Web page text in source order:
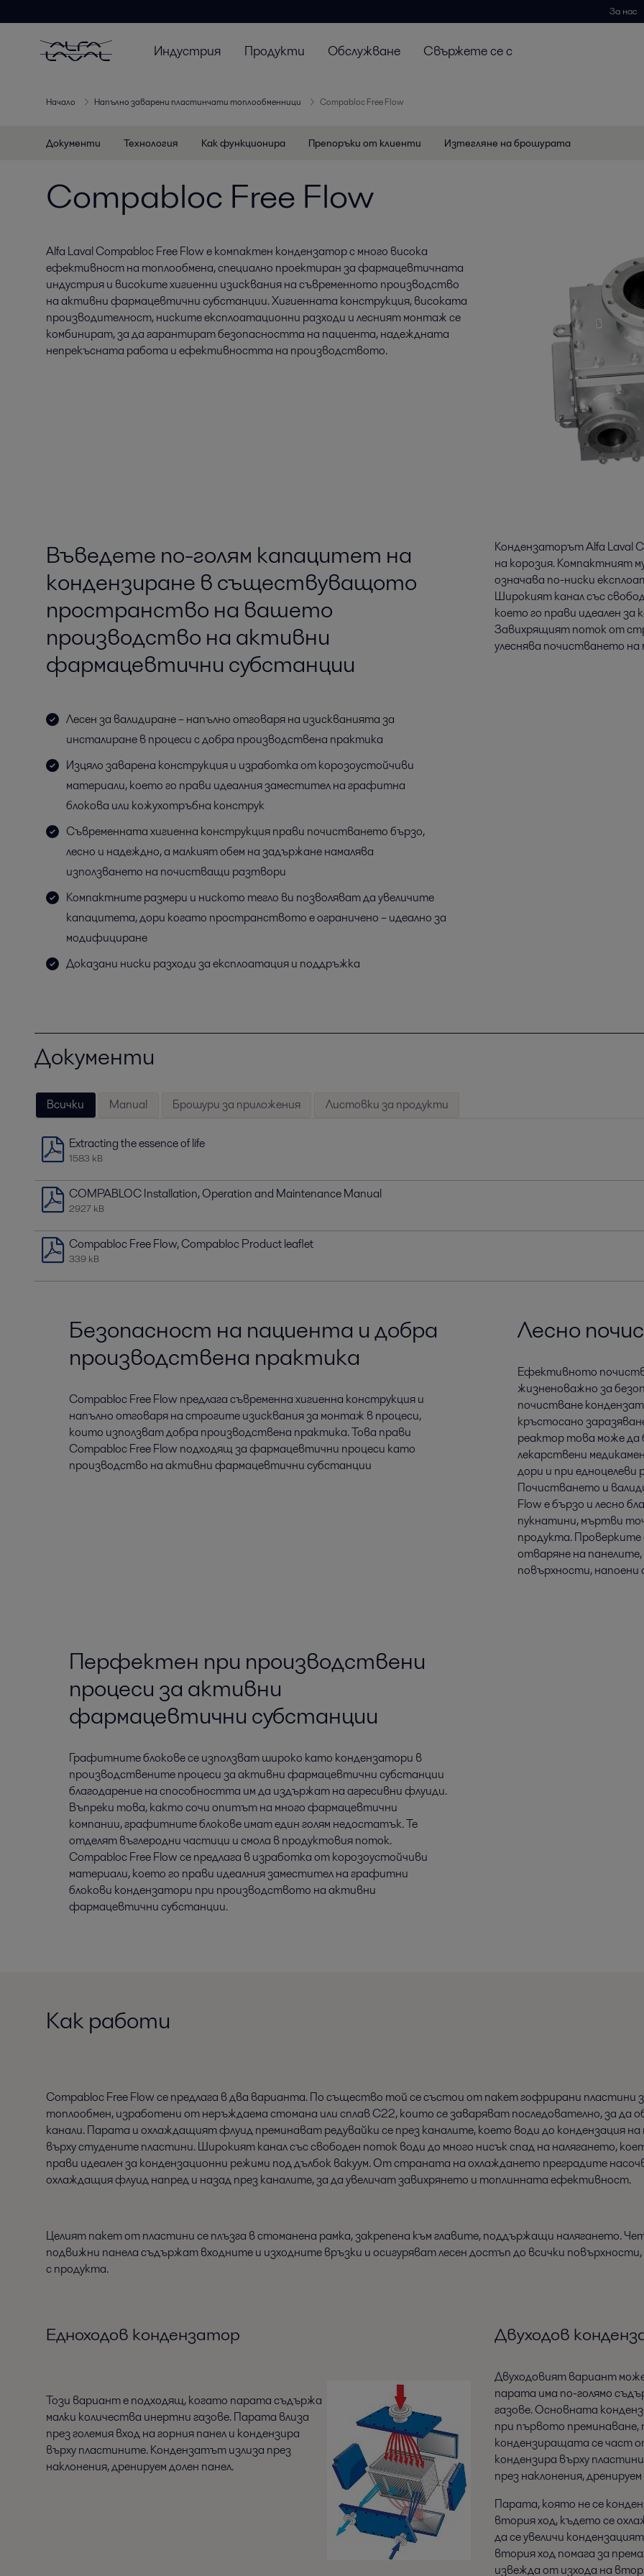
За нас
Индустрия Продукти Обслужване Свържете се с
Начало Напълно заварени пластинчати топлообменници Compabloc Free Flow
Документи Технология Как функционира Препоръки от клиенти Изтегляне на брошурата
Compabloc Free Flow
Alfa Laval Compabloc Free Flow е компактен кондензатор с много висока
ефективност на топлообмена, специално проектиран за фармацевтичната
индустрия и високите хигиенни изисквания на съвременното производство
на активни фармацевтични субстанции. Хигиенната конструкция, високата
производителност, ниските експлоатационни разходи и лесният монтаж се
комбинират, за да гарантират безопасността на пациента, надеждната
непрекъсната работа и ефективността на производството.
Въведете по-голям капацитет на
кондензиране в съществуващото
пространство на вашето
производство на активни
фармацевтични субстанции
Лесен за валидиране – напълно отговаря на изискванията за
инсталиране в процеси с добра производствена практика
Изцяло заварена конструкция и изработка от корозоустойчиви
материали, което го прави идеалния заместител на графитна
блокова или кожухотръбна конструк
Съвременната хигиенна конструкция прави почистването бързо,
лесно и надеждно, а малкият обем на задържане намалява
използването на почистващи разтвори
Компактните размери и ниското тегло ви позволяват да увеличите
капацитета, дори когато пространството е ограничено – идеално за
модифициране
Доказани ниски разходи за експлоатация и поддръжка
Кондензаторът Alfa Laval
на корозия. Компактният
означава по-ниски
Широкият канал със
което го прави идеален за
Завихрящият поток от
улеснява почистването на
Документи
Всички Manual Брошури за приложения Листовки за продукти
Extracting the essence of life
1583 kB
COMPABLOC Installation, Operation and Maintenance Manual
2927 kB
Compabloc Free Flow, Compabloc Product leaflet
339 kB
Безопасност на пациента и добра
производствена практика
Compabloc Free Flow предлага съвременна хигиенна конструкция и
напълно отговаря на строгите изисквания за монтаж в процеси,
които използват добра производствена практика. Това прави
Compabloc Free Flow подходящ за фармацевтични процеси като
производство на активни фармацевтични субстанции
Лесно
Ефективното
жизненоважно за
почистване
кръстосано
реактор това може да
лекарствени
дори и при
Почистването и
Flow е бързо и лесно
пукнатини, мъртви
продукта. Проверките
отваряне на
повърхности, напоени
Перфектен при производствени
процеси за активни
фармацевтични субстанции
Графитните блокове се използват широко като кондензатори в
производствените процеси за активни фармацевтични субстанции
благодарение на способността им да издържат на агресивни флуиди.
Въпреки това, както сочи опитът на много фармацевтични
компании, графитните блокове имат един голям недостатък. Те
отделят въглеродни частици и смола в продуктовия поток.
Compabloc Free Flow се предлага в изработка от корозоустойчиви
материали, което го прави идеалния заместител на графитни
блокови кондензатори при производството на активни
фармацевтични субстанции.
Как работи
Compabloc Free Flow се предлага в два варианта. По същество той се състои от пакет гофрирани пластини
топлообмен, изработени от неръждаема стомана или сплав С22, които се заваряват последователно, за да
канали. Парата и охлаждащият флуид преминават редувайки се през каналите, което води до кондензация
върху студените пластини. Широкият канал със свободен поток води до много нисък спад на налягането,
прави идеален за кондензационни режими под дълбок вакуум. От страната на охлаждането преградите
охлаждащия флуид напред и назад през каналите, за да увеличат завихрянето и топлинната ефективност.
Целият пакет от пластини се плъзга в стоманена рамка, закрепена към главите, поддържащи налягането.
подвижни панела съдържат входните и изходните връзки и осигуряват лесен достъп до всички
с продукта.
Едноходов кондензатор
Този вариант е подходящ, когато парата съдържа
малки количества инертни газове. Парата влиза
през големия вход на горния панел и кондензира
върху пластините. Кондензатът излиза през
наклонения, дренируем долен панел.
Двуходов
Двуходовият вариант
парата има по-голямо
газове. Основната
при първото преминаване,
кондензиращата се част
кондензира върху
през наклонения,
Парата, която не се
втория ход, където се
да се увеличи
втория ход помага за
извежда от изхода на